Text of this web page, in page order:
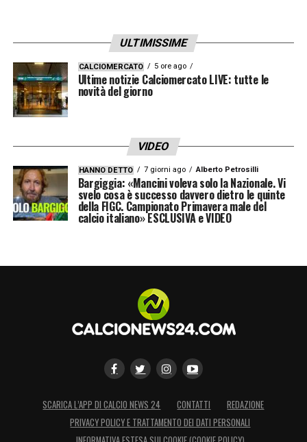
ULTIMISSIME
CALCIOMERCATO 5 ore ago
Ultime notizie Calciomercato LIVE: tutte le
novità del giorno
VIDEO
HANNO DETTO 7 giorni ago Alberto Petrosilli
Bargiggia: «Mancini voleva solo la Nazionale. Vi
svelo cosa è successo davvero dietro le quinte
della FIGC. Campionato Primavera male del
calcio italiano» ESCLUSIVA e VIDEO
SCARICA L’APP DI CALCIO NEWS 24 CONTATTI
REDAZIONE
PRIVACY POLICY E TRATTAMENTO DEI DATI PERSONALI